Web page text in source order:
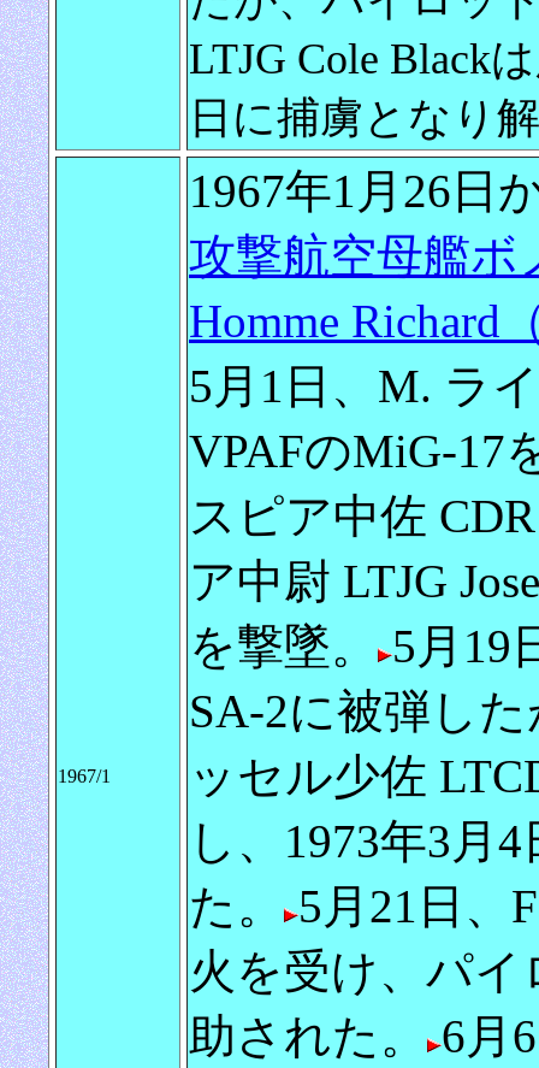
LTJG Cole Black
日に捕虜となり
1967/1
1967年1月26日
攻撃航空母艦ボ
Homme Richard
5月1日、M. ラ
VPAFのMiG-17
スピア中佐
ア中尉 LTJG
を撃墜。
5月19
SA-2に被弾し
ッセル少佐
し、1973年3月
た。
5月21日、
火を受け、パ
助された。
6月